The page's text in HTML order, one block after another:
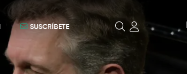
Buscar
SUSCRÍBETE